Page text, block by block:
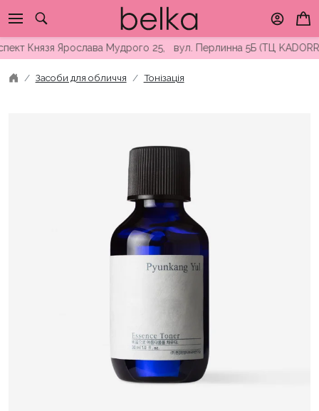
to
contentЯрослава Мудрого 25, вул. Перлинна 5Б (ТЦ KADORR) ∘
Засоби для обличчя Тонізація